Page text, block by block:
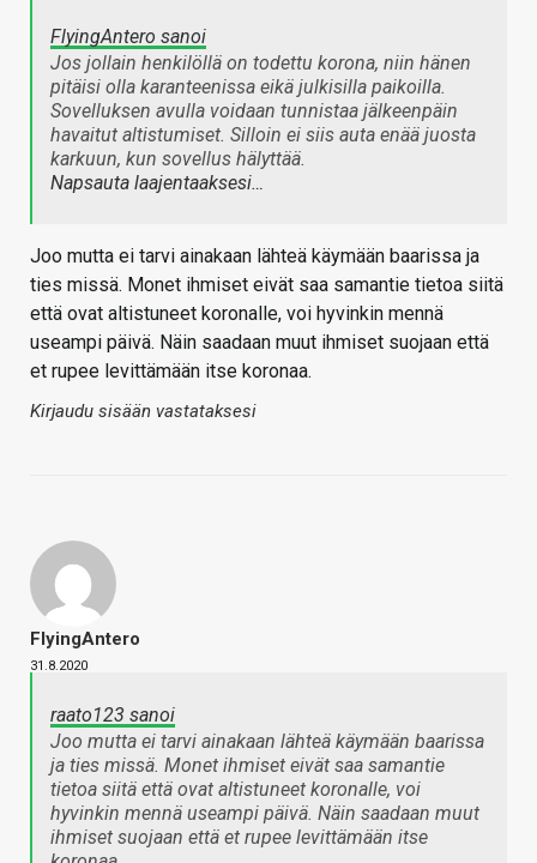
FlyingAntero sanoi
Jos jollain henkilöllä on todettu korona, niin hänen
pitäisi olla karanteenissa eikä julkisilla paikoilla.
Sovelluksen avulla voidaan tunnistaa jälkeenpäin
havaitut altistumiset. Silloin ei siis auta enää juosta
karkuun, kun sovellus hälyttää.
Napsauta laajentaaksesi…
Joo mutta ei tarvi ainakaan lähteä käymään baarissa ja
ties missä. Monet ihmiset eivät saa samantie tietoa siitä
että ovat altistuneet koronalle, voi hyvinkin mennä
useampi päivä. Näin saadaan muut ihmiset suojaan että
et rupee levittämään itse koronaa.
Kirjaudu sisään vastataksesi
FlyingAntero
31.8.2020
raato123 sanoi
Joo mutta ei tarvi ainakaan lähteä käymään baarissa
ja ties missä. Monet ihmiset eivät saa samantie
tietoa siitä että ovat altistuneet koronalle, voi
hyvinkin mennä useampi päivä. Näin saadaan muut
ihmiset suojaan että et rupee levittämään itse